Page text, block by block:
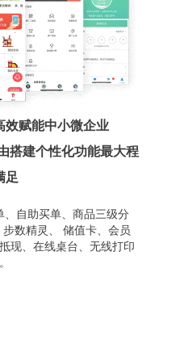
效赋能中小微企业
搭建个性化功能最大程
足
、自助买单、商品三级分
数精灵、 储值卡、会员
现、在线桌台、无线打印